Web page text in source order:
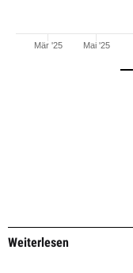
Mär '25 Mai '25
Weiterlesen